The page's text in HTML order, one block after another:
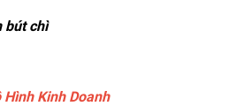
bút chì
Kinh Doanh